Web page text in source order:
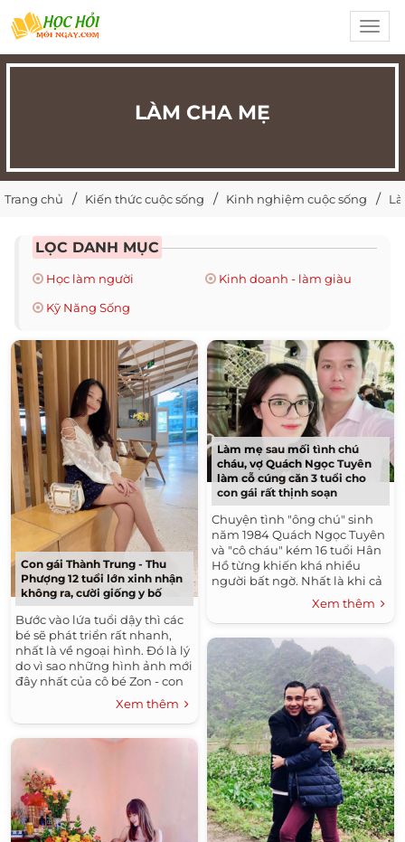
LÀM CHA MẸ
Trang chủ Kiến thức cuộc sống Kinh nghiệm cuộc sống
LỌC DANH MỤC
Học làm người
Kinh doanh - làm giàu
Kỹ Năng Sống
Con gái Thành Trung - Thu
Phượng 12 tuổi lớn xinh nhận
không ra, cười giống y bố
Bước vào lứa tuổi dậy thì các
bé sẽ phát triển rất nhanh,
nhất là về ngoại hình. Đó là lý
do vì sao những hình ảnh mới
đây nhất của cô bé Zon - con
gái MC Thành Trung và ca sĩ
Xem thêm
Làm mẹ sau mối tình chú
cháu, vợ Quách Ngọc Tuyên
làm cỗ cúng căn 3 tuổi cho
con gái rất thịnh soạn
Chuyện tình "ông chú" sinh
năm 1984 Quách Ngọc Tuyên
và "cô cháu" kém 16 tuổi Hân
Hồ từng khiến khá nhiều
người bất ngờ. Nhất là khi cả
hai có con gái trước khi đăng
ký kết hôn và hiện giờ...
Xem thêm